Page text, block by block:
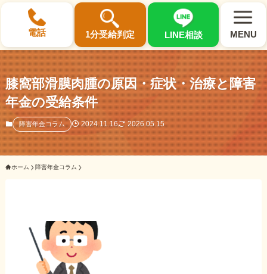
電話 1分受給判定 LINE相談 MENU
×
選ばれる3つの理由
初回相談料0円・受給後報酬型
サポート料金について
ご相談事例をみる
外出困難でもOK
膝窩部滑膜肉腫の原因・症状・治療と障害
年金の受給条件
障害年金コラム 2024.11.16 2026.05.15
ホーム 障害年金コラム